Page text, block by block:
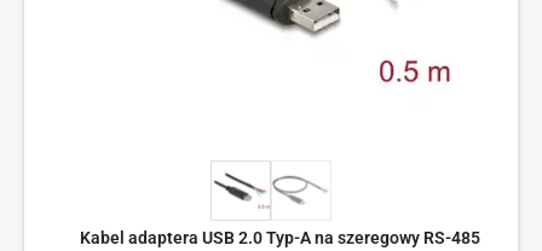
Kabel adaptera USB 2.0 Typ-A na szeregowy RS-485